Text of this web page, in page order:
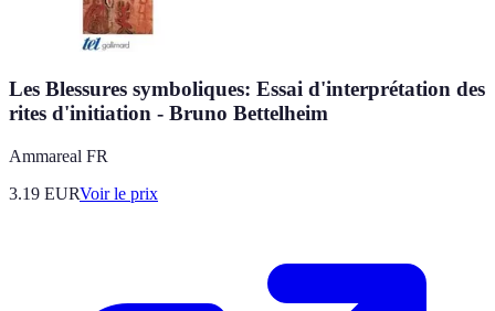
Les Blessures symboliques: Essai d'interprétation des
rites d'initiation - Bruno Bettelheim
Ammareal FR
3.19 EURVoir le prix